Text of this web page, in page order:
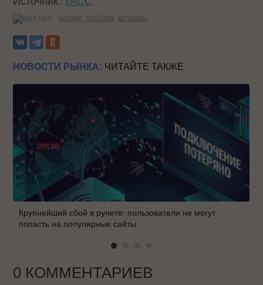
Теги: Google YouTube Штрафы
НОВОСТИ РЫНКА: ЧИТАЙТЕ ТАКЖЕ
Крупнейший сбой в рунете: пользователи не могут
попасть на популярные сайты
0 КОММЕНТАРИЕВ